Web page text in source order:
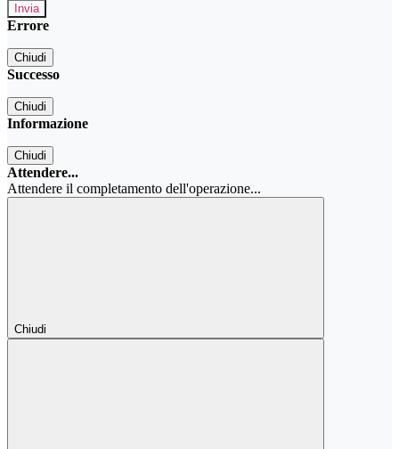
Errore
Chiudi
Successo
Chiudi
Informazione
Chiudi
Attendere...
Attendere il completamento dell'operazione...
Chiudi